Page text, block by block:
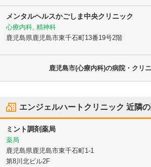
メンタルヘルスかごしま中央クリニック
心療内科, 精神科
鹿児島県鹿児島市東千石町13番19号2階
鹿児島市(心療内科)の病院・クリ
エンジェルハートクリニック 近隣
ミント調剤薬局
薬局
鹿児島県鹿児島市東千石町1-1
第8川北ビル2F